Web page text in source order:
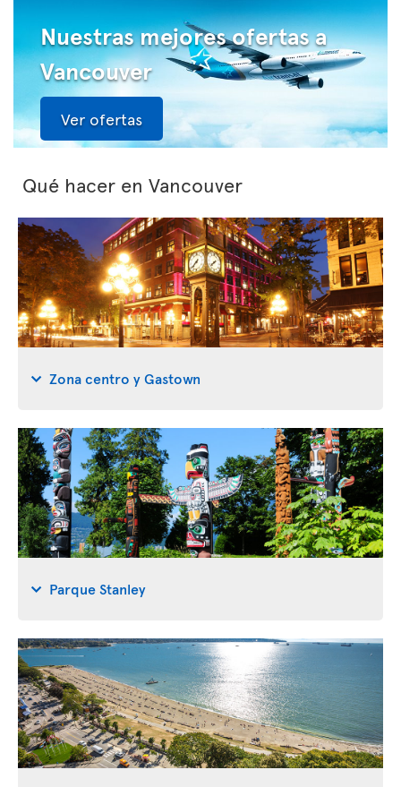
Nuestras mejores ofertas a
Vancouver
Ver ofertas
Qué hacer en Vancouver
Zona centro y Gastown
Parque Stanley